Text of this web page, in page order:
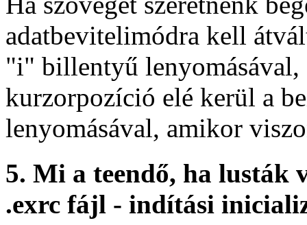
adatbevitelimódra kell
"i" billentyű lenyomásával,
kurzorpozíció elé kerül a
lenyomásával, amikor
5. Mi a teendő, ha lusták
.exrc fájl - indítási